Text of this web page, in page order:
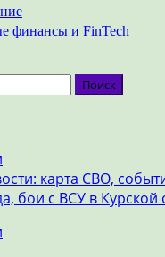
финансы и FinTech
карта СВО,
бои с ВСУ в Курской